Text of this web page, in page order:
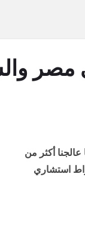
مصر
عالجنا أكثر من
استشاري